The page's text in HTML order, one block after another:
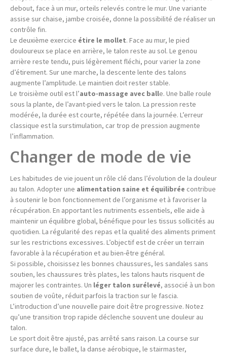
debout, face à un mur, orteils relevés contre le mur. Une variante
assise sur chaise, jambe croisée, donne la possibilité de réaliser un
contrôle fin.
Le deuxième exercice étire le mollet. Face au mur, le pied
douloureux se place en arrière, le talon reste au sol. Le genou
arrière reste tendu, puis légèrement fléchi, pour varier la zone
d’étirement. Sur une marche, la descente lente des talons
augmente l’amplitude. Le maintien doit rester stable.
Le troisième outil est l’auto-massage avec balle. Une balle roule
sous la plante, de l’avant-pied vers le talon. La pression reste
modérée, la durée est courte, répétée dans la journée. L’erreur
classique est la surstimulation, car trop de pression augmente
l’inflammation.
Changer de mode de vie
Les habitudes de vie jouent un rôle clé dans l’évolution de la douleur
au talon. Adopter une alimentation saine et équilibrée contribue
à soutenir le bon fonctionnement de l’organisme et à favoriser la
récupération. En apportant les nutriments essentiels, elle aide à
maintenir un équilibre global, bénéfique pour les tissus sollicités au
quotidien. La régularité des repas et la qualité des aliments priment
sur les restrictions excessives. L’objectif est de créer un terrain
favorable à la récupération et au bien-être général.
Si possible, choisissez les bonnes chaussures, les sandales sans
soutien, les chaussures très plates, les talons hauts risquent de
majorer les contraintes. Un léger talon surélevé, associé à un bon
soutien de voûte, réduit parfois la traction sur le fascia.
L’introduction d’une nouvelle paire doit être progressive. Notez
qu’une transition trop rapide déclenche souvent une douleur au
talon.
Le sport doit être ajusté, pas arrêté sans raison. La course sur
surface dure, le ballet, la danse aérobique, le stairmaster,